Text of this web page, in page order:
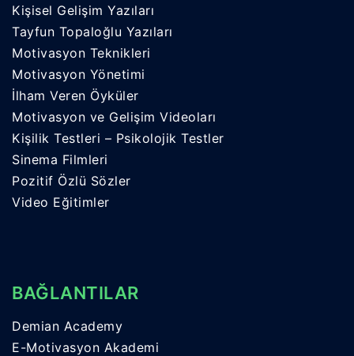
Kişisel Gelişim Yazıları
Tayfun Topaloğlu Yazıları
Motivasyon Teknikleri
Motivasyon Yönetimi
İlham Veren Öyküler
Motivasyon ve Gelişim Videoları
Kişilik Testleri – Psikolojik Testler
Sinema Filmleri
Pozitif Özlü Sözler
Video Eğitimler
BAĞLANTILAR
Demian Academy
E-Motivasyon Akademi